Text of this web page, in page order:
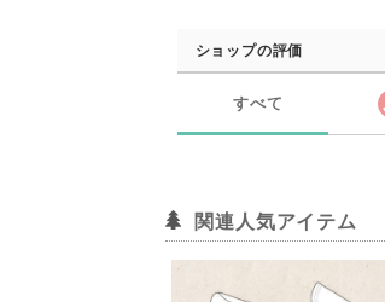
ショップの評価
すべて
関連人気アイテム